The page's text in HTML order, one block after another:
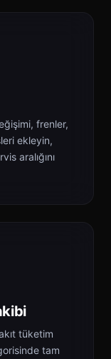
frenler,
ekleyin,
aralığını
tüketim
tam